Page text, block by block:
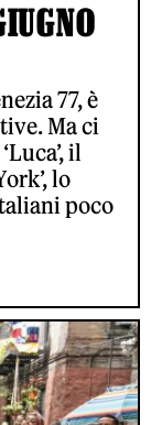
77, è
Ma ci
il
lo
poco